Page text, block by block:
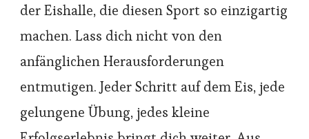
der Eishalle, die diesen Sport so einzigartig
machen. Lass dich nicht von den
anfänglichen Herausforderungen
entmutigen. Jeder Schritt auf dem Eis, jede
gelungene Übung, jedes kleine